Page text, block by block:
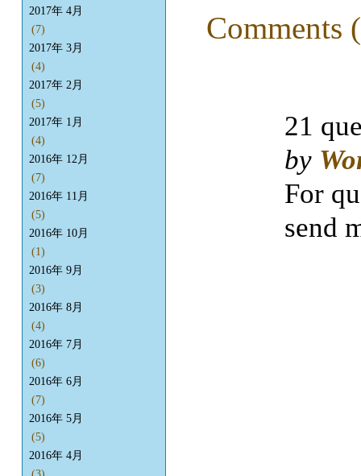
Comments
2017年 4月
(7)
2017年 3月
(4)
2017年 2月
(5)
2017年 1月
(4)
2016年 12月
(7)
2016年 11月
(5)
2016年 10月
(1)
2016年 9月
(3)
2016年 8月
(4)
2016年 7月
(6)
2016年 6月
(7)
2016年 5月
(5)
2016年 4月
21
by
For
send